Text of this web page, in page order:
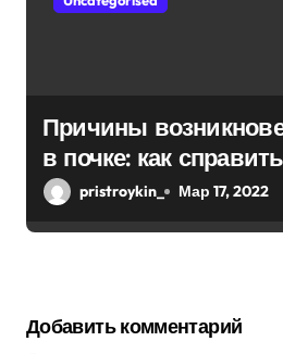
Причины
в почке: как
болезнью
pristroykin_ Мар 17, 2022
Добавить комментарий